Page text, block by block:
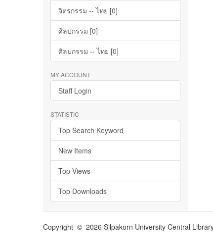
จิตรกรรม -- ไทย [0]
ศิลปกรรม [0]
ศิลปกรรม -- ไทย [0]
MY ACCOUNT
Staff Login
STATISTIC
Top Search Keyword
New Items
Top Views
Top Downloads
Copyright © 2026 Silpakorn University Central